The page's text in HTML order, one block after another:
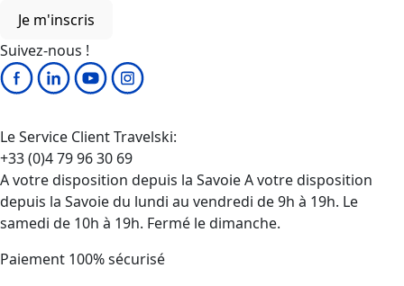
Je m'inscris
Suivez-nous !
Le Service Client Travelski:
+33 (0)4 79 96 30 69
A votre disposition depuis la Savoie A votre disposition
depuis la Savoie du lundi au vendredi de 9h à 19h. Le
samedi de 10h à 19h. Fermé le dimanche.
Paiement 100% sécurisé